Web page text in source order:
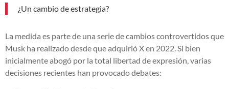
¿Un cambio de estrategia?
La medida es parte de una serie de cambios controvertidos que
Musk ha realizado desde que adquirió X en 2022. Si bien
inicialmente abogó por la total libertad de expresión, varias
decisiones recientes han provocado debates: